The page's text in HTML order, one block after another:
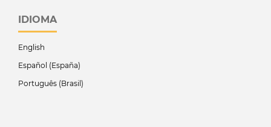
IDIOMA
English
Español (España)
Português (Brasil)